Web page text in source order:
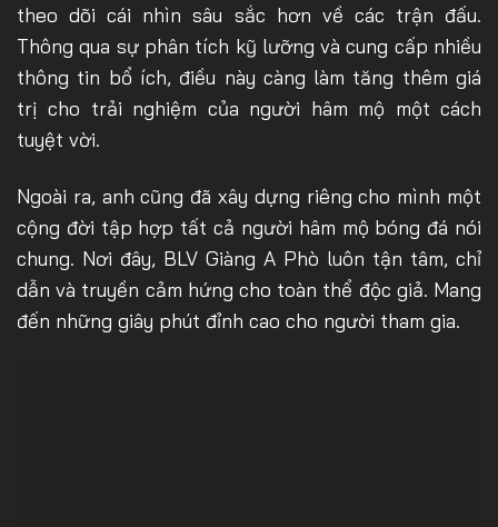
theo dõi cái nhìn sâu sắc hơn về các trận đấu.
Thông qua sự phân tích kỹ lưỡng và cung cấp nhiều
thông tin bổ ích, điều này càng làm tăng thêm giá
trị cho trải nghiệm của người hâm mộ một cách
tuyệt vời.
Ngoài ra, anh cũng đã xây dựng riêng cho mình một
cộng đời tập hợp tất cả người hâm mộ bóng đá nói
chung. Nơi đây, BLV Giàng A Phò luôn tận tâm, chỉ
dẫn và truyền cảm hứng cho toàn thể độc giả. Mang
đến những giây phút đỉnh cao cho người tham gia.